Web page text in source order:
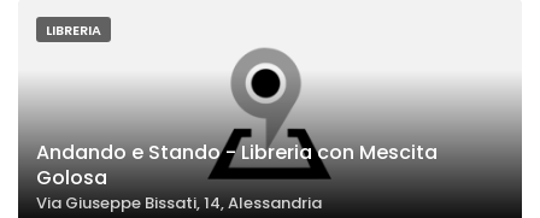
LIBRERIA
Andando e Stando - Libreria con Mescita
Golosa
Via Giuseppe Bissati, 14, Alessandria